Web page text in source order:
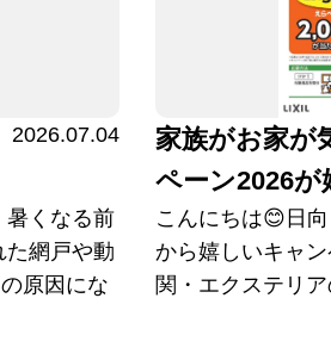
2026.07.04
暑くなる前
た網戸や動
原因にな
家族がお家が
ペーン2026
こんにちは😊日
から嬉しいキャ
関・エクステリ